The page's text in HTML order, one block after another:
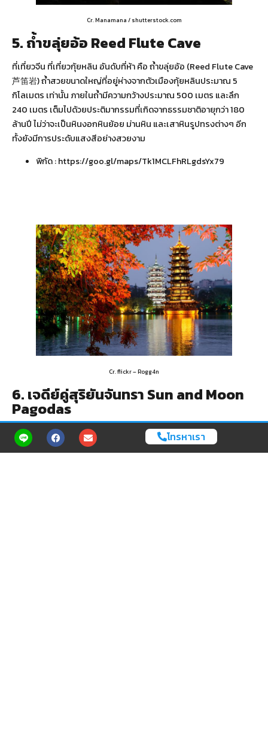
Cr. Manamana / shutterstock.com
5. ถ้ำขลุ่ยอ้อ Reed Flute Cave
ที่เที่ยวจีน ที่เที่ยวกุ้ยหลิน อันดับที่ห้า คือ ถ้ำขลุ่ยอ้อ (Reed Flute Cave
芦笛岩) ถ้ำสวยขนาดใหญ่ที่อยู่ห่างจากตัวเมืองกุ้ยหลินประมาณ 5
กิโลเมตร เท่านั้น ภายในถ้ำมีความกว้างประมาณ 500 เมตร และลึก
240 เมตร เต็มไปด้วยประติมากรรมที่เกิดจากธรรมชาติอายุกว่า 180
ล้านปี ไม่ว่าจะเป็นหินงอกหินย้อย ม่านหิน และเสาหินรูปทรงต่างๆ อีก
ทั้งยังมีการประดับแสงสีอย่างสวยงาม
พิกัด :https://goo.gl/maps/Tk1MCLFhRLgdsYx79
Cr. flickr – Rogg4n
6. เจดีย์คู่สุริยันจันทรา Sun and Moon
Pagodas
ที่เที่ยวจีน ที่เที่ยวกุ้ยหลิน อันดับที่หก คือ เจดีย์คู่สุริยันจันทรา (Sun
and Moon Pagodas) แลนด์มาร์คใจกลางเมืองกุ้ยหลินที่ตั้งอยู่ในสวน
โทรหาเรา